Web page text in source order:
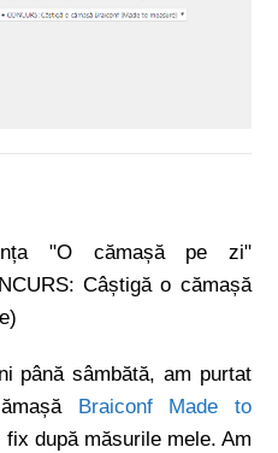
"O cămașă pe zi"
Câștigă o cămașă
până sâmbătă, am purtat
Braiconf Made to
după măsurile mele. Am